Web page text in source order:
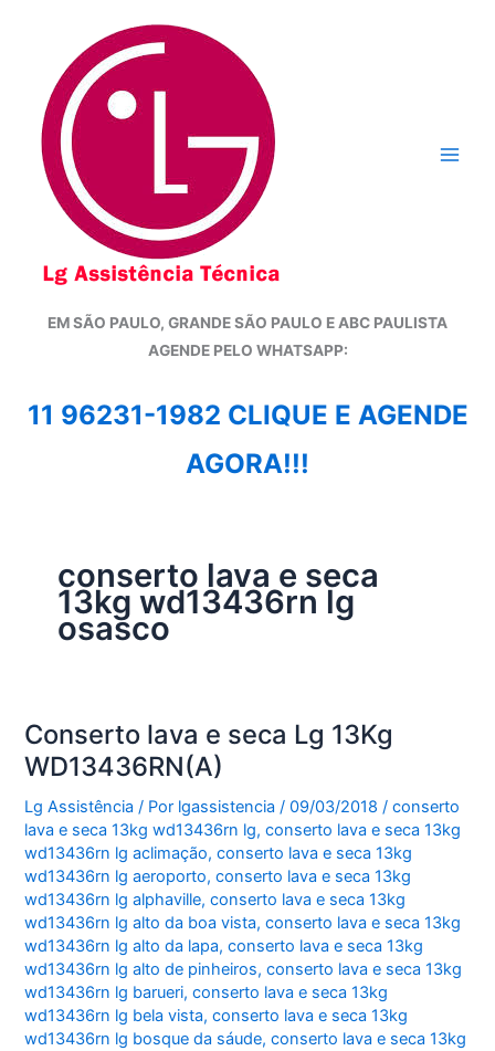
conteúdo
EM SÃO PAULO, GRANDE SÃO PAULO E ABC PAULISTA
AGENDE PELO WHATSAPP:
11 96231-1982 CLIQUE E AGENDE
AGORA!!!
conserto lava e seca
13kg wd13436rn lg
osasco
Conserto lava e seca Lg 13Kg
WD13436RN(A)
Lg Assistência / Por lgassistencia/09/03/2018 /conserto
lava e seca 13kg wd13436rn lg,conserto lava e seca 13kg
wd13436rn lg aclimação,conserto lava e seca 13kg
wd13436rn lg aeroporto,conserto lava e seca 13kg
wd13436rn lg alphaville,conserto lava e seca 13kg
wd13436rn lg alto da boa vista,conserto lava e seca 13kg
wd13436rn lg alto da lapa,conserto lava e seca 13kg
wd13436rn lg alto de pinheiros,conserto lava e seca 13kg
wd13436rn lg barueri,conserto lava e seca 13kg
wd13436rn lg bela vista,conserto lava e seca 13kg
wd13436rn lg bosque da sáude,conserto lava e seca 13kg